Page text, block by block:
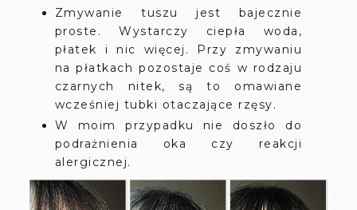
Zmywanie tuszu jest bajecznie
proste. Wystarczy ciepła woda,
płatek i nic więcej. Przy zmywaniu
na płatkach pozostaje coś w rodzaju
czarnych nitek, są to omawiane
wcześniej tubki otaczające rzęsy.
W moim przypadku nie doszło do
podrażnienia oka czy reakcji
alergicznej.